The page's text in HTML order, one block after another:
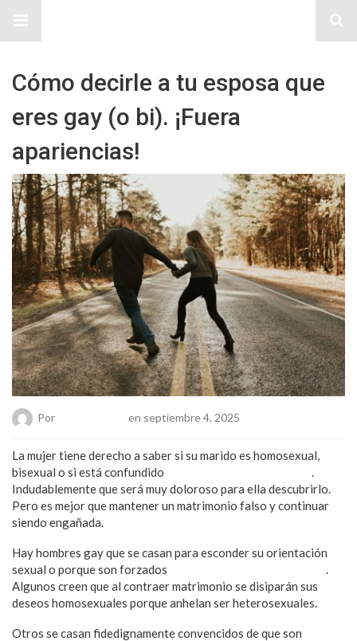
Cómo decirle a tu esposa que
eres gay (o bi). ¡Fuera
apariencias!
Por en septiembre 4, 2025
La mujer tiene derecho a saber si su marido es homosexual,
bisexual o si está confundido
.
Indudablemente que será muy doloroso para ella descubrirlo.
Pero es mejor que mantener un matrimonio falso y continuar
siendo engañada.
Hay hombres gay que se casan para esconder su orientación
sexual o porque son forzados
.
Algunos creen que al contraer matrimonio se disiparán sus
deseos homosexuales porque anhelan ser heterosexuales.
Otros se casan fidedignamente convencidos de que son